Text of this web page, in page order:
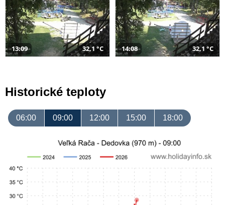
13:09 32,1 °C 14:08 32,1 °C
Historické teploty
06:00 09:00 12:00 15:00 18:00